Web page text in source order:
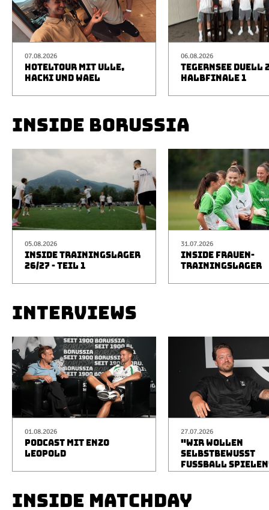
07.08.2026
HOTELTOUR MIT ULLE,
HACKI UND WAEL
06.08.2026
TEGERNSEE DUELL
HALBFINALE 1
INSIDE BORUSSIA
05.08.2026
INSIDE TRAININGSLAGER
26/27 - TEIL 1
31.07.2026
INSIDE FRAUEN-
TRAININGSLAGER
INTERVIEWS
01.08.2026
PODCAST MIT ENZO
LEOPOLD
27.07.2026
"WIR WOLLEN
SELBSTBEWUSST
FUSSBALL
INSIDE MATCHDAY